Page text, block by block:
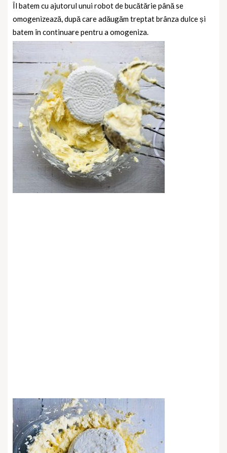
Îl batem cu ajutorul unui robot de bucătărie până se
omogenizează, după care adăugăm treptat brânza dulce și
batem în continuare pentru a omogeniza.